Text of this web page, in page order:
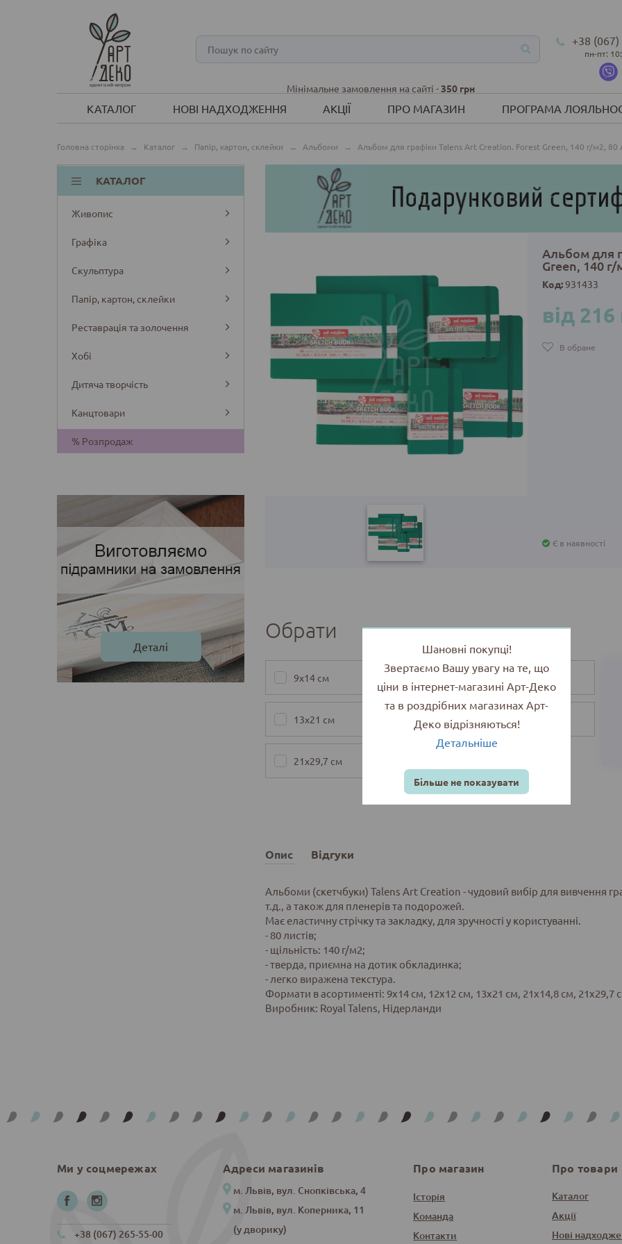
Мінімальне замовлення на сайті -350 грн
+38
пн-пт:
КАТАЛОГ НОВІ НАДХОДЖЕННЯ АКЦІЇ ПРО МАГАЗИН ПРОГРАМА
Головна сторінка → Каталог → Папір, картон, склейки → Альбоми → Альбом для графіки Talens Art Creation. Forest Green, 140 г/м2, 80
КАТАЛОГ
Живопис
Графіка
Скульптура
Папір, картон, склейки
Реставрація та золочення
Хобі
Дитяча творчість
Канцтовари
% Розпродаж
Деталі
Альбом для
Green, 140
Код: 931433
від 216
В обране
Є в наявності
Обрати
9х14 см 12х12 см
13х21 см 14,8х21 см
21х29,7 см
Опис Відгуки
Альбоми (скетчбуки) Talens Art Creation - чудовий вибiр для вивчення
т.д., а також для пленерів та подорожей.
Має еластичну стрічку та закладку, для зручності у користуванні.
- 80 листів;
- щільність: 140 г/м2;
- тверда, приємна на дотик обкладинка;
- легко виражена текстура.
Формати в асортименті: 9х14 см, 12х12 см, 13х21 см, 21х14,8 см, 21х29,7
Виробник: Royal Talens, Нідерланди
Ми у соцмережах
+38 (067) 265-55-00
Адреси магазинів
м. Львів, вул. Снопківська, 4
м. Львів, вул. Коперника, 11
(у дворику)
Про магазин
Історія
Команда
Контакти
Про товари
Каталог
Акції
Нові
Шановні покупці!
Звертаємо Вашу увагу на те, що
ціни в інтернет-магазині Арт-Деко
та в роздрібних магазинах Арт-
Деко відрізняються!
Детальніше
Більше не показувати